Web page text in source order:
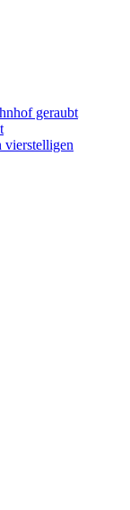
geraubt
vierstelligen